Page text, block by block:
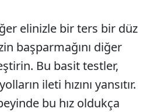
elinizle bir ters bir düz
başparmağını diğer
Bu basit testler,
ileti hızını yansıtır.
bu hız oldukça